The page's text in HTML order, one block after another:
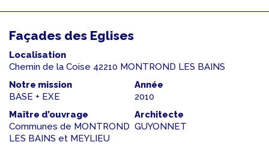
Façades des Eglises
Localisation
Chemin de la Coise 42210 MONTROND LES BAINS
Notre mission
BASE + EXE
Année
2010
Maître d’ouvrage
Communes de MONTROND
LES BAINS et MEYLIEU
Architecte
GUYONNET